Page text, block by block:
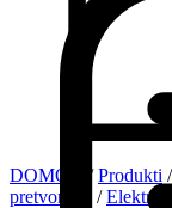
DOMOV /Produkti /
pretvorniki
/